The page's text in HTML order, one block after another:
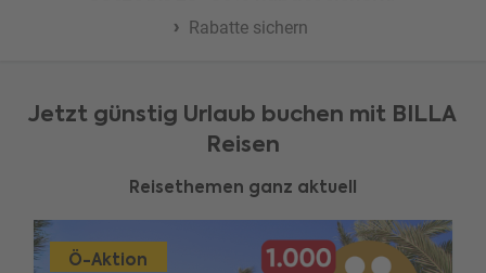
Rabatte sichern
Jetzt günstig Urlaub buchen mit BILLA
Reisen
Reisethemen ganz aktuell
Ö-Aktion